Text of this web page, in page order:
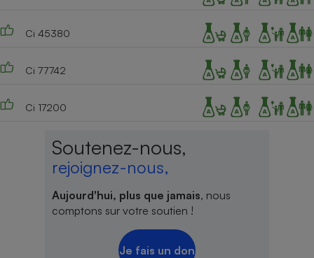
Ci 45380
Ci 77742
Ci 17200
Soutenez-nous,
rejoignez-nous,
Aujourd'hui, plus que jamais, nous
comptons sur votre soutien !
Je fais un don